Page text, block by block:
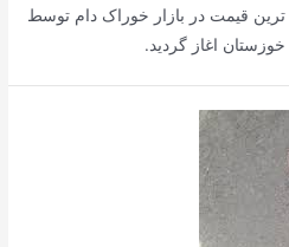
قیمت در بازار خوراک دام توسط
خوزستان اغاز گردید.